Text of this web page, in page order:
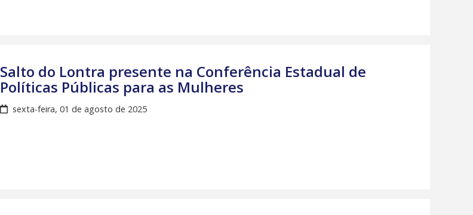
Salto do Lontra presente na Conferência Estadual de
Políticas Públicas para as Mulheres
sexta-feira, 01 de agosto de 2025